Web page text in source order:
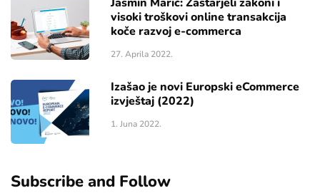
visoki troškovi online transakcija
koče razvoj e-commerca
27. Aprila 2022.
Izašao je novi Europski eCommerce
izvještaj (2022)
1. Juna 2022.
Subscribe and Follow